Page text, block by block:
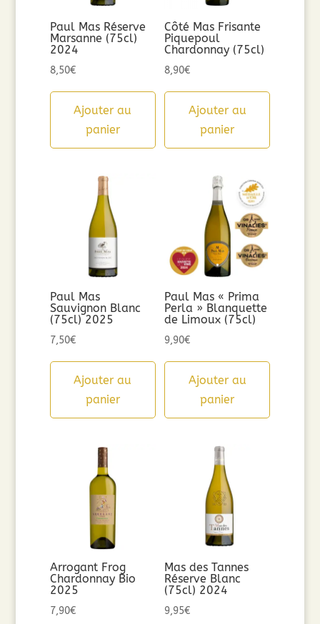
Paul Mas Réserve
Marsanne (75cl)
2024
8,50€
Ajouter au
panier
Côté Mas Frisante
Piquepoul
Chardonnay (75cl)
8,90€
Ajouter au
panier
Paul Mas
Sauvignon Blanc
(75cl) 2025
7,50€
Ajouter au
panier
Paul Mas « Prima
Perla » Blanquette
de Limoux (75cl)
9,90€
Ajouter au
panier
Arrogant Frog
Chardonnay Bio
2025
7,90€
Mas des Tannes
Réserve Blanc
(75cl) 2024
9,95€